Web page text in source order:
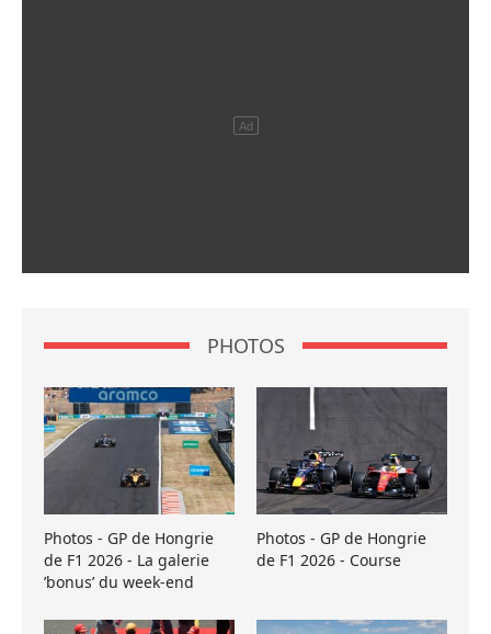
PHOTOS
Photos - GP de Hongrie
de F1 2026 - La galerie
’bonus’ du week-end
Photos - GP de Hongrie
de F1 2026 - Course